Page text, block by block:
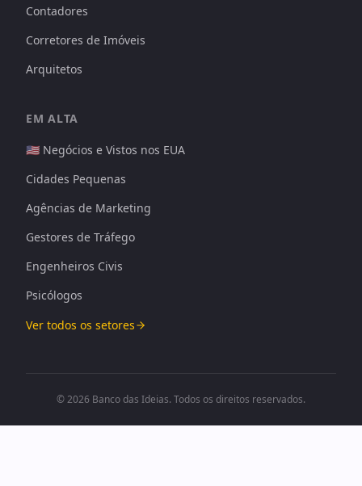
Contadores
Corretores de Imóveis
Arquitetos
EM ALTA
🇺🇸 Negócios e Vistos nos EUA
Cidades Pequenas
Agências de Marketing
Gestores de Tráfego
Engenheiros Civis
Psicólogos
Ver todos os setores
© 2026 Banco das Ideias. Todos os direitos reservados.